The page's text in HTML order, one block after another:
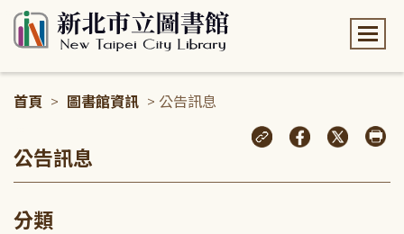
首頁 > 圖書館資訊 > 公告訊息
公告訊息
分類